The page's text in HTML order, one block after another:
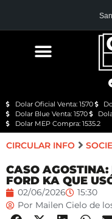
Dolar Oficial Venta: 1570
Dolar Blue Venta: 1570
Dolar MEP Compra: 1535.2
CIRCULAR INFO
CASO
FORD KA QUE
02/06/2026
15:30
Por Mailen Cielo de